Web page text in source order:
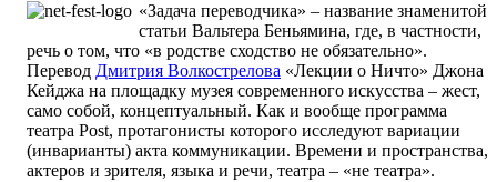
«Задача переводчика» – название знаменитой
статьи Вальтера Беньямина, где, в частности,
речь о том, что «в родстве сходство не обязательно».
Перевод Дмитрия Волкострелова «Лекции о Ничто» Джона
Кейджа на площадку музея современного искусства – жест,
само собой, концептуальный. Как и вообще программа
театра Post, протагонисты которого исследуют вариации
(инварианты) акта коммуникации. Времени и пространства,
актеров и зрителя, языка и речи, театра – «не театра».